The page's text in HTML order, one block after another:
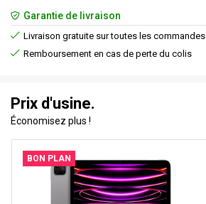
Garantie de livraison
Livraison gratuite sur toutes les commandes
Remboursement en cas de perte du colis
Prix d'usine.
Économisez plus !
BON PLAN